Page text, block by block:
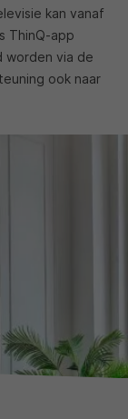
kan vanaf
ThinQ-app
worden via de
ook naar